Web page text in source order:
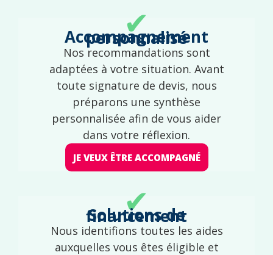
✔
Accompagnement personnalisé
Nos recommandations sont
adaptées à votre situation. Avant
toute signature de devis, nous
préparons une synthèse
personnalisée afin de vous aider
dans votre réflexion.
JE VEUX ÊTRE ACCOMPAGNÉ
✔
Solutions de financement
Nous identifions toutes les aides
auxquelles vous êtes éligible et